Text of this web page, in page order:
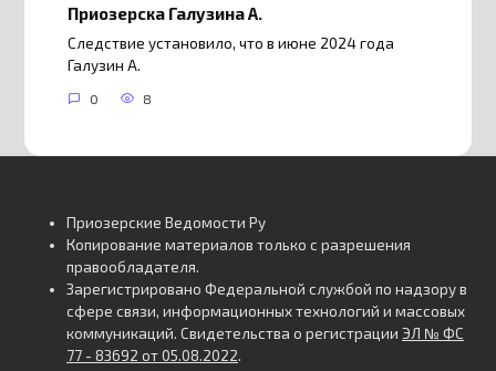
Приозерска Галузина А.
Следствие установило, что в июне 2024 года
Галузин А.
0 8
Приозерские Ведомости Ру
Копирование материалов только с разрешения
правообладателя.
Зарегистрировано Федеральной службой по надзору в
сфере связи, информационных технологий и массовых
коммуникаций. Свидетельства о регистрации ЭЛ № ФС
77 - 83692 от 05.08.2022.